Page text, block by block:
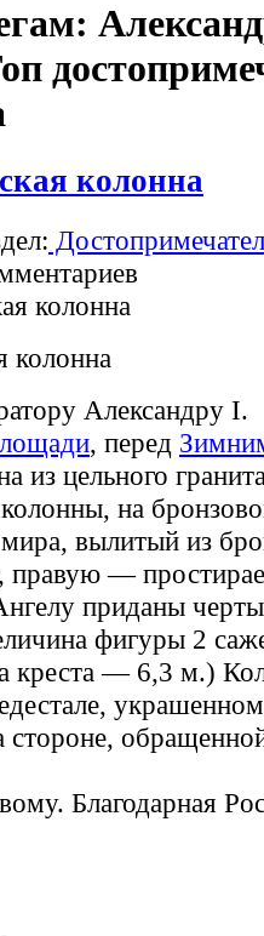
колонна
колонна
Александру I.
, перед
из цельного
на
мира, вылитый из
правую —
приданы
фигуры 2
креста — 6,3 м.)
стороне,
Благодарная